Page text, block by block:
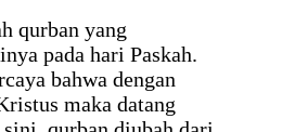
qurban yang
pada hari Paskah.
bahwa dengan
maka datang